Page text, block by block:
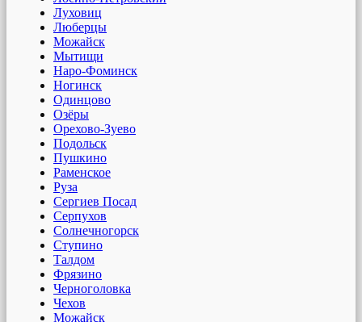
Луховиц
Люберцы
Можайск
Мытищи
Наро-Фоминск
Ногинск
Одинцово
Озёры
Орехово-Зуево
Подольск
Пушкино
Раменское
Руза
Сергиев Посад
Серпухов
Солнечногорск
Ступино
Талдом
Фрязино
Черноголовка
Чехов
Можайск